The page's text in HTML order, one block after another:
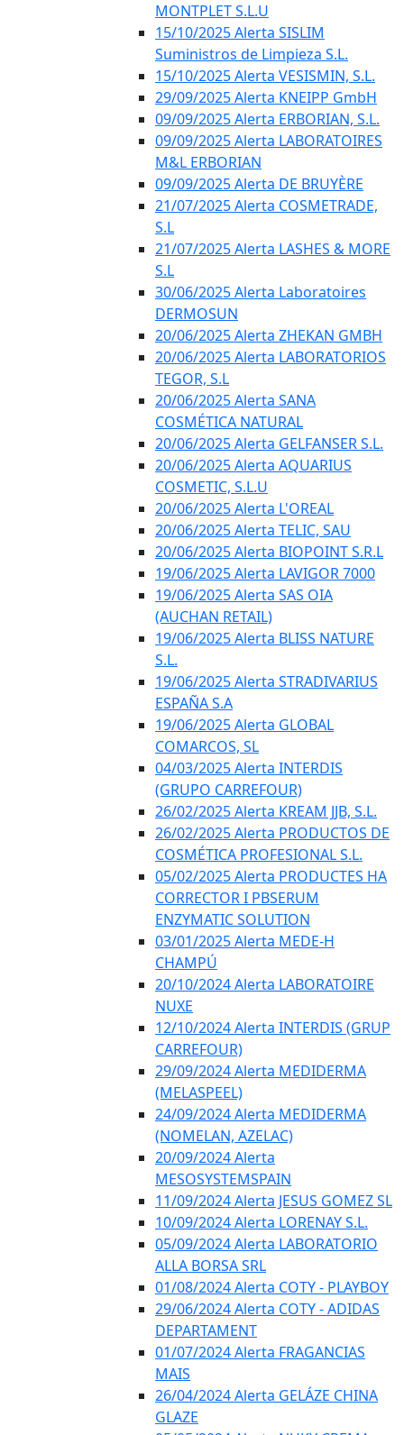
MONTPLET S.L.U
15/10/2025 Alerta SISLIM
Suministros de Limpieza S.L.
15/10/2025 Alerta VESISMIN, S.L.
29/09/2025 Alerta KNEIPP GmbH
09/09/2025 Alerta ERBORIAN, S.L.
09/09/2025 Alerta LABORATOIRES
M&L ERBORIAN
09/09/2025 Alerta DE BRUYÈRE
21/07/2025 Alerta COSMETRADE,
S.L
21/07/2025 Alerta LASHES & MORE
S.L
30/06/2025 Alerta Laboratoires
DERMOSUN
20/06/2025 Alerta ZHEKAN GMBH
20/06/2025 Alerta LABORATORIOS
TEGOR, S.L
20/06/2025 Alerta SANA
COSMÉTICA NATURAL
20/06/2025 Alerta GELFANSER S.L.
20/06/2025 Alerta AQUARIUS
COSMETIC, S.L.U
20/06/2025 Alerta L'OREAL
20/06/2025 Alerta TELIC, SAU
20/06/2025 Alerta BIOPOINT S.R.L
19/06/2025 Alerta LAVIGOR 7000
19/06/2025 Alerta SAS OIA
(AUCHAN RETAIL)
19/06/2025 Alerta BLISS NATURE
S.L.
19/06/2025 Alerta STRADIVARIUS
ESPAÑA S.A
19/06/2025 Alerta GLOBAL
COMARCOS, SL
04/03/2025 Alerta INTERDIS
(GRUPO CARREFOUR)
26/02/2025 Alerta KREAM JJB, S.L.
26/02/2025 Alerta PRODUCTOS DE
COSMÉTICA PROFESIONAL S.L.
05/02/2025 Alerta PRODUCTES HA
CORRECTOR I PBSERUM
ENZYMATIC SOLUTION
03/01/2025 Alerta MEDE-H
CHAMPÚ
20/10/2024 Alerta LABORATOIRE
NUXE
12/10/2024 Alerta INTERDIS (GRUP
CARREFOUR)
29/09/2024 Alerta MEDIDERMA
(MELASPEEL)
24/09/2024 Alerta MEDIDERMA
(NOMELAN, AZELAC)
20/09/2024 Alerta
MESOSYSTEMSPAIN
11/09/2024 Alerta JESUS GOMEZ SL
10/09/2024 Alerta LORENAY S.L.
05/09/2024 Alerta LABORATORIO
ALLA BORSA SRL
01/08/2024 Alerta COTY - PLAYBOY
29/06/2024 Alerta COTY - ADIDAS
DEPARTAMENT
01/07/2024 Alerta FRAGANCIAS
MAIS
26/04/2024 Alerta GELÁZE CHINA
GLAZE